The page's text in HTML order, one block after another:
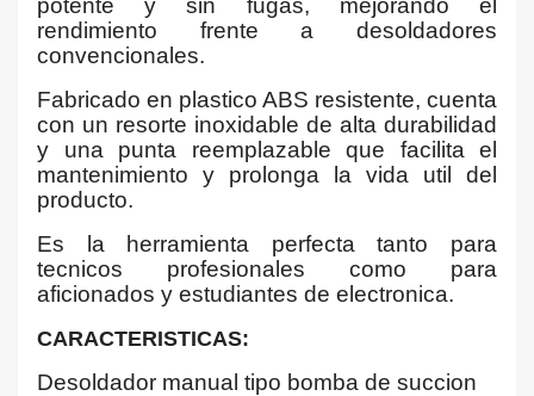
potente y sin fugas, mejorando el
rendimiento frente a desoldadores
convencionales.
Fabricado en plastico ABS resistente, cuenta
con un resorte inoxidable de alta durabilidad
y una punta reemplazable que facilita el
mantenimiento y prolonga la vida util del
producto.
Es la herramienta perfecta tanto para
tecnicos profesionales como para
aficionados y estudiantes de electronica.
CARACTERISTICAS:
Desoldador manual tipo bomba de succion